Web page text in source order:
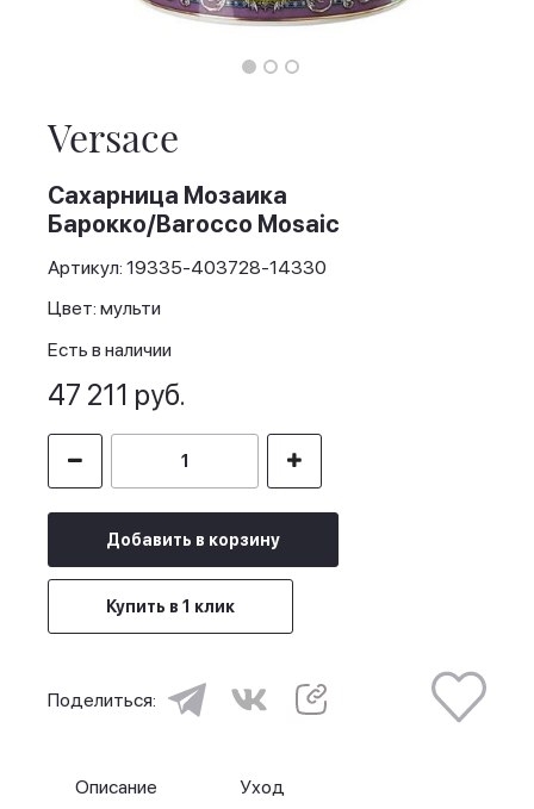
beginning
of
the
images
gallery
Versace
Сахарница Мозаика
Барокко/Barocco Mosaic
Артикул: 19335-403728-14330
Цвет: мульти
Есть в наличии
47 211 руб.
Добавить в корзину
Купить в 1 клик
Поделиться:
Описание Уход